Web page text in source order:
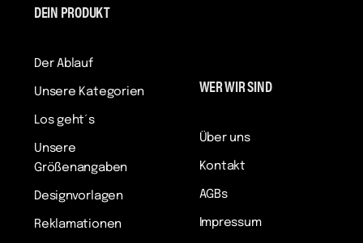
DEIN PRODUKT
Der Ablauf
Unsere Kategorien
Los geht´s
Unsere
Größenangaben
Designvorlagen
Reklamationen
WER WIR SIND
Über uns
Kontakt
AGBs
Impressum